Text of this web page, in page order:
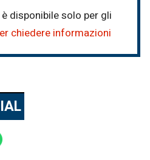
disponibile solo per gli
chiedere informazioni